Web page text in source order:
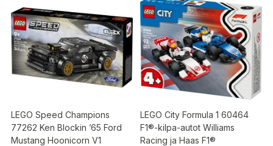
LEGO Speed Champions
77262 Ken Blockin ’65 Ford
Mustang Hoonicorn V1
LEGO City Formula 1 60464
F1®-kilpa-autot Williams
Racing ja Haas F1®